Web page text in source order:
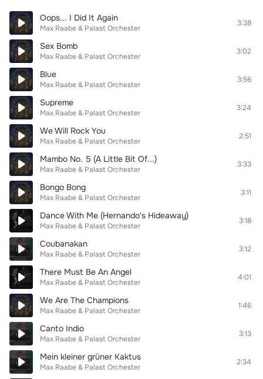
Oops... I Did It Again
Max Raabe & Palast Orchester
3:38
Sex Bomb
Max Raabe & Palast Orchester
3:02
Blue
Max Raabe & Palast Orchester
3:56
Supreme
Max Raabe & Palast Orchester
3:24
We Will Rock You
Max Raabe & Palast Orchester
2:51
Mambo No. 5 (A Little Bit Of...)
Max Raabe & Palast Orchester
3:33
Bongo Bong
Max Raabe & Palast Orchester
3:11
Dance With Me (Hernando's Hideaway)
Max Raabe & Palast Orchester
3:18
Coubanakan
Max Raabe & Palast Orchester
3:12
There Must Be An Angel
Max Raabe & Palast Orchester
4:01
We Are The Champions
Max Raabe & Palast Orchester
1:46
Canto Indio
Max Raabe & Palast Orchester
3:13
Mein kleiner grüner Kaktus
Max Raabe & Palast Orchester
2:34